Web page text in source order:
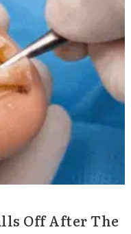
Off After The